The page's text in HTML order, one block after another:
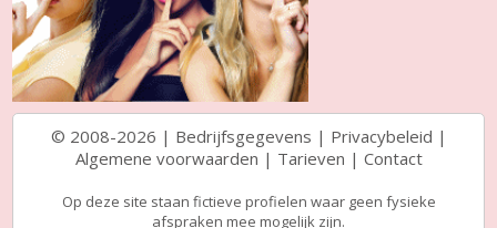
© 2008-2026 | Bedrijfsgegevens | Privacybeleid |
Algemene voorwaarden | Tarieven | Contact
Op deze site staan fictieve profielen waar geen fysieke
afspraken mee mogelijk zijn.